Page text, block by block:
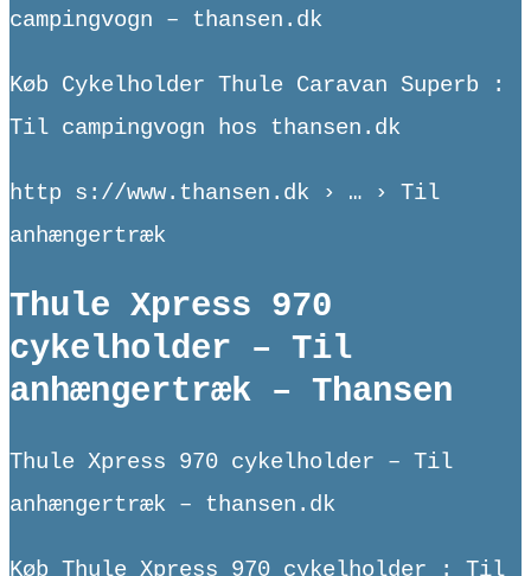
campingvogn – thansen.dk
Køb Cykelholder Thule Caravan Superb :
Til campingvogn hos thansen.dk
http s://www.thansen.dk › … › Til
anhængertræk
Thule Xpress 970
cykelholder – Til
anhængertræk – Thansen
Thule Xpress 970 cykelholder – Til
anhængertræk – thansen.dk
Køb Thule Xpress 970 cykelholder : Til